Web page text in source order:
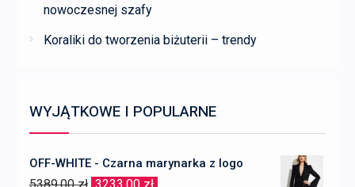
nowoczesnej szafy
Koraliki do tworzenia biżuterii – trendy
WYJĄTKOWE I POPULARNE
OFF-WHITE - Czarna marynarka z logo
Pierwotna